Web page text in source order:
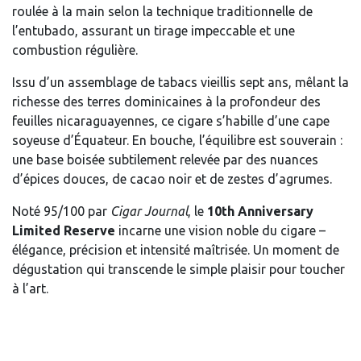
roulée à la main selon la technique traditionnelle de
l’entubado, assurant un tirage impeccable et une
combustion régulière.
Issu d’un assemblage de tabacs vieillis sept ans, mêlant la
richesse des terres dominicaines à la profondeur des
feuilles nicaraguayennes, ce cigare s’habille d’une cape
soyeuse d’Équateur. En bouche, l’équilibre est souverain :
une base boisée subtilement relevée par des nuances
d’épices douces, de cacao noir et de zestes d’agrumes.
Noté 95/100 par Cigar Journal, le 10th Anniversary
Limited Reserve incarne une vision noble du cigare –
élégance, précision et intensité maîtrisée. Un moment de
dégustation qui transcende le simple plaisir pour toucher
à l’art.